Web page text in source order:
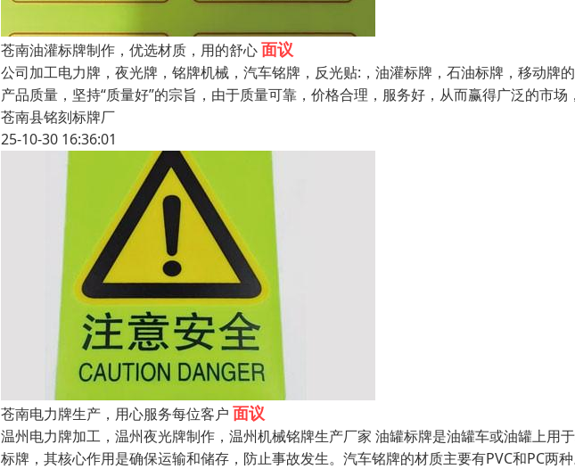
苍南油灌标牌制作，优选材质，用的舒心面议
公司加工电力牌，夜光牌，铭牌机械，汽车铭牌，反光贴:，油灌标牌，石油标牌，移动牌
产品质量，坚持“质量好”的宗旨，由于质量可靠，价格合理，服务好，从而赢得广泛的市
苍南县铭刻标牌厂
25-10-30 16:36:01
苍南电力牌生产，用心服务每位客户 面议
温州电力牌加工，温州夜光牌制作，温州机械铭牌生产厂家 油罐标牌是油罐车或油罐上用
标牌，其核心作用是确保运输和储存，防止事故发生。汽车铭牌的材质主要有PVC和PC两